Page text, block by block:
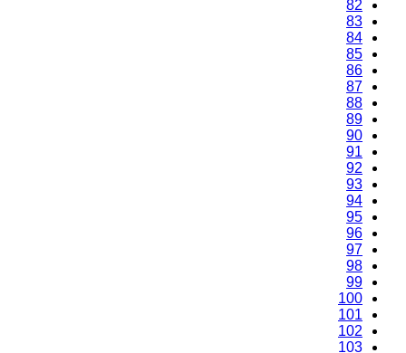
82
83
84
85
86
87
88
89
90
91
92
93
94
95
96
97
98
99
100
101
102
103